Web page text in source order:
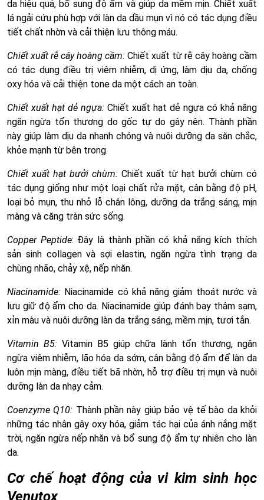
da hiệu quả, bổ sung độ ẩm và giúp da mềm mịn. Chiết xuất
lá ngải cứu phù hợp với làn da dầu mụn vì nó có tác dụng điều
tiết chất nhờn và cải thiện lưu thông máu.
Chiết xuất rễ cây hoàng cầm: Chiết xuất từ rễ cây hoàng cầm
có tác dụng điều trị viêm nhiễm, dị ứng, làm dịu da, chống
oxy hóa và cải thiện tone da một cách an toàn.
Chiết xuất hạt dẻ ngựa: Chiết xuất hạt dẻ ngựa có khả năng
ngăn ngừa tổn thương do gốc tự do gây nên. Thành phần
này giúp làm dịu da nhanh chóng và nuôi dưỡng da săn chắc,
khỏe mạnh từ bên trong.
Chiết xuất hạt bưởi chùm: Chiết xuất từ hạt bưởi chùm có
tác dụng giống như một loại chất rửa mặt, cân bằng độ pH,
loại bỏ mụn, thu nhỏ lỗ chân lông, dưỡng da trắng sáng, mịn
màng và căng tràn sức sống.
Copper Peptide: Đây là thành phần có khả năng kích thích
sản sinh collagen và sợi elastin, ngăn ngừa tình trạng da
chùng nhão, chảy xệ, nếp nhăn.
Niacinamide: Niacinamide có khả năng giảm thoát nước và
lưu giữ độ ẩm cho da. Niacinamide giúp đánh bay thâm sạm,
xỉn màu và nuôi dưỡng làn da trắng sáng, mềm mịn, tươi tắn.
Vitamin B5: Vitamin B5 giúp chữa lành tổn thương, ngăn
ngừa viêm nhiễm, lão hóa da sớm, cân bằng độ ẩm để làn da
luôn mịn màng, điều tiết bã nhờn, hỗ trợ điều trị mụn và nuôi
dưỡng làn da nhạy cảm.
Coenzyme Q10: Thành phần này giúp bảo vệ tế bào da khỏi
những tác nhân gây oxy hóa, giảm tác hại của ánh nắng mặt
trời, ngăn ngừa nếp nhăn và bổ sung độ ẩm tự nhiên cho làn
da.
Cơ chế hoạt động của vi kim sinh học
Venutox